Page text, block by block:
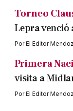
Torneo
Lepra venció
PorEl Editor
Primera
visita a
PorEl Editor